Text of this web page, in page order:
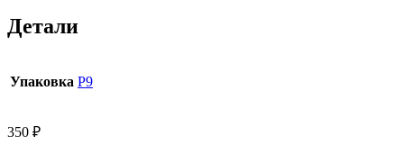
Детали
Упаковка Р9
350 ₽